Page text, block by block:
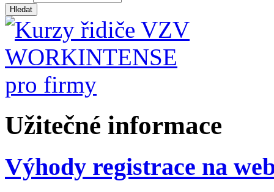
Užitečné informace
Výhody registrace na